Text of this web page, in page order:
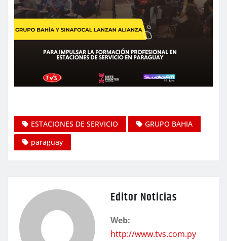
ESTACIONES DE SERVICIO
GRUPO BAHIA
paraguay
Editor Noticias
Web:
http://www.tvs.com.py